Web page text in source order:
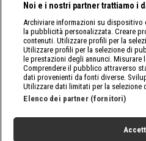
Noi e i nostri partner trattiamo i
Archiviare informazioni su dispositivo
la pubblicità personalizzata. Creare
contenuti. Utilizzare profili per la
Utilizzare profili per la selezione di
le prestazioni degli annunci.
Comprendere il pubblico attraverso
dati provenienti da fonti diverse.
Utilizzare dati limitati per la selezione
Elenco dei partner (fornitori)